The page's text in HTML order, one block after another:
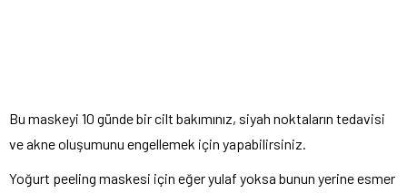
Bu maskeyi 10 günde bir cilt bakımınız, siyah noktaların tedavisi
ve akne oluşumunu engellemek için yapabilirsiniz.
Yoğurt peeling maskesi için eğer yulaf yoksa bunun yerine esmer